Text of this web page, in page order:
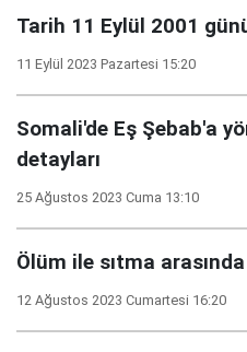
Tarih 11 Eylül 2001
11 Eylül 2023 Pazartesi 15:20
Somali'de Eş Şebab'a
detayları
25 Ağustos 2023 Cuma 13:10
Ölüm ile sıtma
12 Ağustos 2023 Cumartesi 16:20